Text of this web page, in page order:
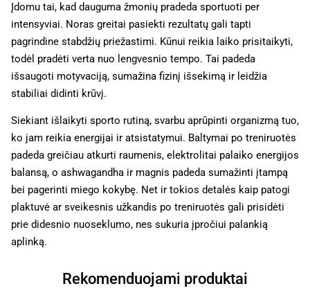
Įdomu tai, kad dauguma žmonių pradeda sportuoti per
intensyviai. Noras greitai pasiekti rezultatų gali tapti
pagrindine stabdžių priežastimi. Kūnui reikia laiko prisitaikyti,
todėl pradėti verta nuo lengvesnio tempo. Tai padeda
išsaugoti motyvaciją, sumažina fizinį išsekimą ir leidžia
stabiliai didinti krūvį.
Siekiant išlaikyti sporto rutiną, svarbu aprūpinti organizmą tuo,
ko jam reikia energijai ir atsistatymui. Baltymai po treniruotės
padeda greičiau atkurti raumenis, elektrolitai palaiko energijos
balansą, o ashwagandha ir magnis padeda sumažinti įtampą
bei pagerinti miego kokybę. Net ir tokios detalės kaip patogi
plaktuvė ar sveikesnis užkandis po treniruotės gali prisidėti
prie didesnio nuoseklumo, nes sukuria įpročiui palankią
aplinką.
Rekomenduojami produktai